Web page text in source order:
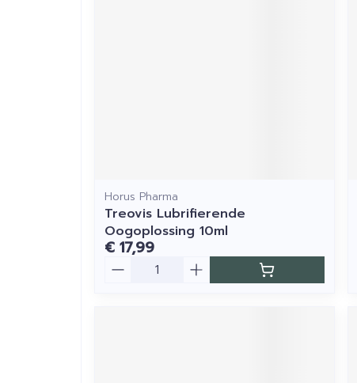
Horus Pharma
Treovis Lubrifierende
Oogoplossing 10ml
€ 17,99